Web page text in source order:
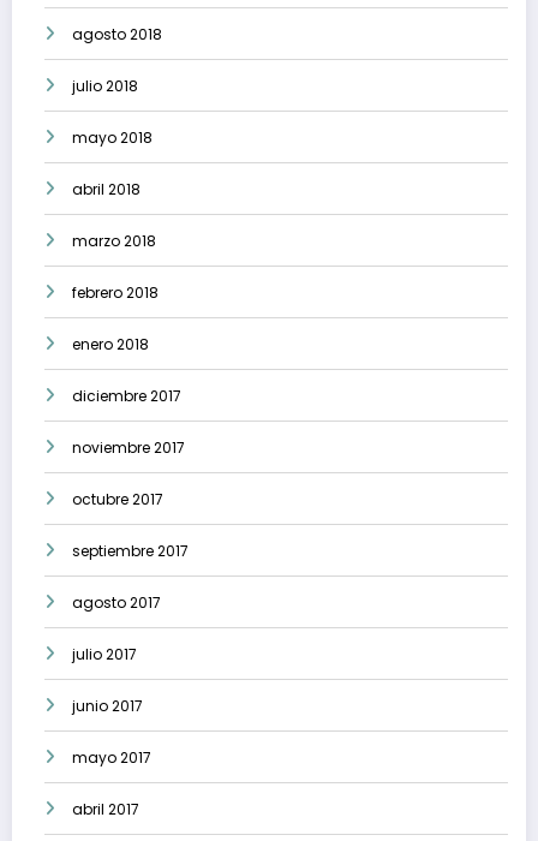
agosto 2018
julio 2018
mayo 2018
abril 2018
marzo 2018
febrero 2018
enero 2018
diciembre 2017
noviembre 2017
octubre 2017
septiembre 2017
agosto 2017
julio 2017
junio 2017
mayo 2017
abril 2017